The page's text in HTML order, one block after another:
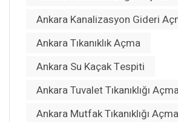
Ankara Kanalizasyon Gideri
Ankara Tıkanıklık Açma
Ankara Su Kaçak Tespiti
Ankara Tuvalet Tıkanıklığı
Ankara Mutfak Tıkanıklığı Açma